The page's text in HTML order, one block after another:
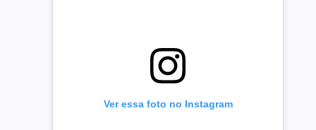
Ver essa foto no Instagram